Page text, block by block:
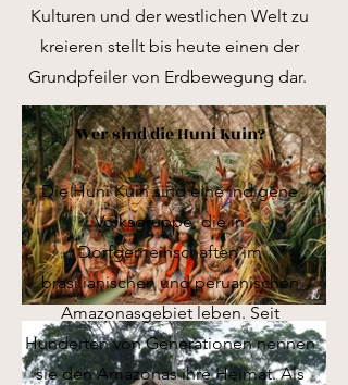
Kulturen und der westlichen Welt zu
kreieren stellt bis heute einen der
Grundpfeiler von Erdbewegung dar.
Wer sind die Huni Kuin?
Die Huni Kuin sind eine indigene
Volksgruppe, die in
Dorfgemeinschaften im
brasilianischen und peruanischen
Amazonasgebiet leben. Seit
Hunderten von Generationen nennen
sie den Amazonas ihre Heimat. Als